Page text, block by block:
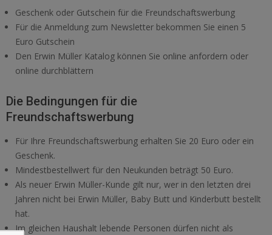
Geschenk oder Gutschein für die Freundschaftswerbung
Für die Anmeldung zum Newsletter bekommen Sie einen 5
Euro Gutschein
Den Erwin Müller Katalog können Sie online anfordern oder
online durchblättern
Die Bedingungen für die
Freundschaftswerbung
Für Ihre Freundschaftswerbung erhalten Sie 20 Euro oder ein
Geschenk.
Mindestbestellwert für den Neukunden beträgt 50 Euro.
Als neuer Erwin Müller-Kunde gilt nur, wer in den letzten drei
Jahren nicht bei Erwin Müller, Baby Butt und Kinderbutt bestellt
hat.
Im gleichen Haushalt lebende Personen dürfen nicht als